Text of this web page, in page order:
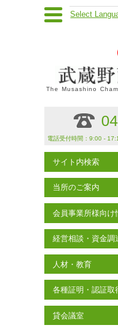
Select
The Musashino
電話受付時間：9:00 -
サイト内検索
当所のご案内
会員事業所様向け
経営相談・資金調
人材・教育
各種証明・認証取
貸会議室